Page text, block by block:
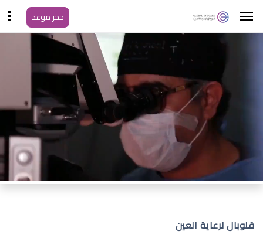
حجز موعد
قلوبال لرعاية العين